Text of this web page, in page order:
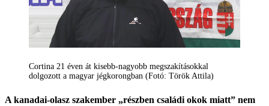
Cortina 21 éven át kisebb-nagyobb megszakításokkal
dolgozott a magyar jégkorongban (Fotó: Török Attila)
A kanadai-olasz szakember „részben családi okok miatt” nem